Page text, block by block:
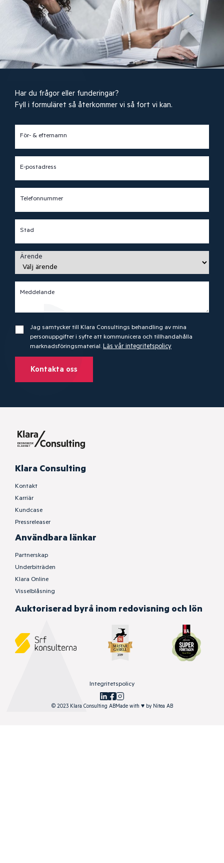
Har du frågor eller funderingar?
Fyll i formuläret så återkommer vi så fort vi kan.
För- & efternamn
E-postadress
Telefonnummer
Stad
Ärende
Meddelande
Jag samtycker till Klara Consultings behandling av mina
personuppgifter i syfte att kommunicera och tillhandahålla
marknadsföringsmaterial. Läs vår integritetspolicy
Kontakta oss
Klara Consulting
Kontakt
Karriär
Kundcase
Pressreleaser
Användbara länkar
Partnerskap
Underbiträden
Klara Online
Visselblåsning
Auktoriserad byrå inom redovisning och lön
Integritetspolicy
© 2023 Klara Consulting ABMade with ♥by Nitea AB